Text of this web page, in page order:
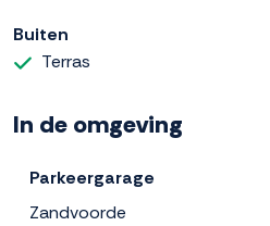
Buiten
Terras
In de omgeving
Parkeergarage
Zandvoorde